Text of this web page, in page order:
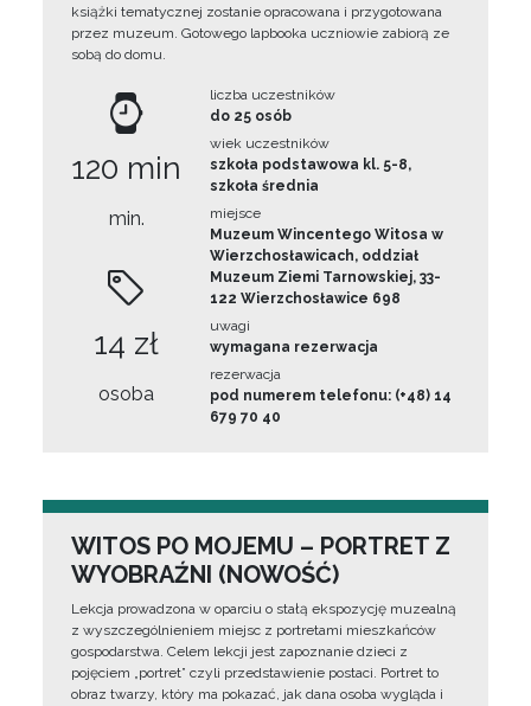
książki tematycznej zostanie opracowana i przygotowana
przez muzeum. Gotowego lapbooka uczniowie zabiorą ze
sobą do domu.
120 min
min.
14 zł
osoba
liczba uczestników
do 25 osób
wiek uczestników
szkoła podstawowa kl. 5-8,
szkoła średnia
miejsce
Muzeum Wincentego Witosa w
Wierzchosławicach, oddział
Muzeum Ziemi Tarnowskiej, 33-
122 Wierzchosławice 698
uwagi
wymagana rezerwacja
rezerwacja
pod numerem telefonu: (+48) 14
679 70 40
WITOS PO MOJEMU – PORTRET Z
WYOBRAŹNI (NOWOŚĆ)
Lekcja prowadzona w oparciu o stałą ekspozycję muzealną
z wyszczególnieniem miejsc z portretami mieszkańców
gospodarstwa. Celem lekcji jest zapoznanie dzieci z
pojęciem „portret” czyli przedstawienie postaci. Portret to
obraz twarzy, który ma pokazać, jak dana osoba wygląda i